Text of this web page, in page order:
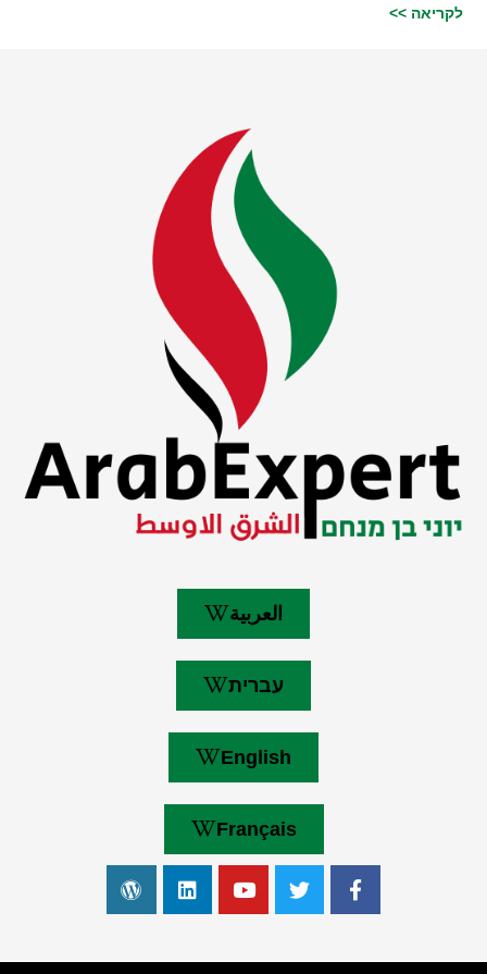
לקריאה >>
العربية
עברית
English
Français